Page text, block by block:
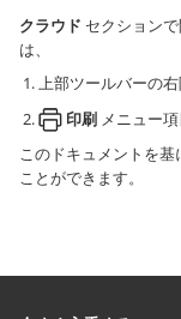
クラウド セクション
は、
上部ツールバーの
印刷 メニュー
このドキュメントを
ことができます。